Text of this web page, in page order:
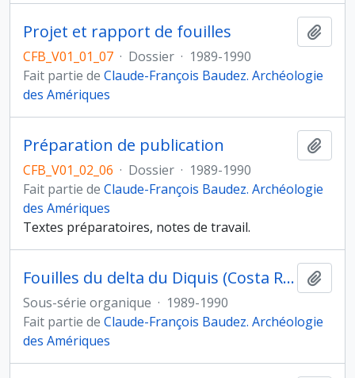
Projet et rapport de fouilles
CFB_V01_01_07 · Dossier · 1989-1990
Fait partie de Claude-François Baudez. Archéologie
des Amériques
Préparation de publication
CFB_V01_02_06 · Dossier · 1989-1990
Fait partie de Claude-François Baudez. Archéologie
des Amériques
Textes préparatoires, notes de travail.
Fouilles du delta du Diquis (Costa Rica)
Sous-série organique · 1989-1990
Fait partie de Claude-François Baudez. Archéologie
des Amériques